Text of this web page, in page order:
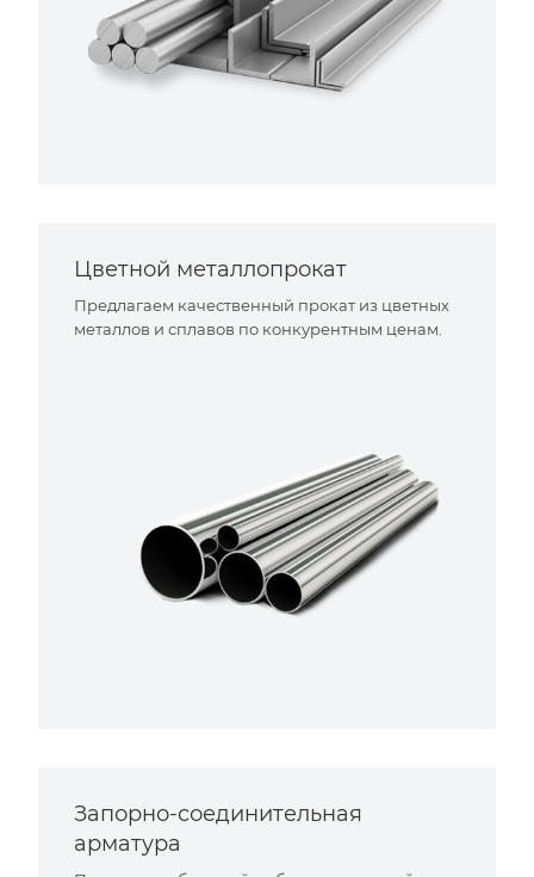
Цветной металлопрокат
Предлагаем качественный прокат из цветных
металлов и сплавов по конкурентным ценам.
Запорно-соединительная
арматура